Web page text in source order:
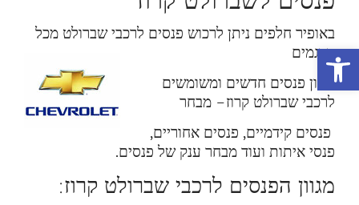
פתח סרגל נגישות
באופיר חלפים ניתן לרכוש פנסים לרכבי שברולט מכל
הדגמים
מגוון פנסים חדשים ומשומשים
לרכבי שברולט קרוז– מבחר
פנסים קידמיים, פנסים אחוריים,
פנסי איתות ועוד מבחר ענק של פנסים.
מגוון הפנסים לרכבי שברולט קרוז: